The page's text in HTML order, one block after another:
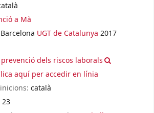
a Mà
Barcelona UGT de Catalunya 2017
dels riscos laborals
aquí per accedir en línia
català
23